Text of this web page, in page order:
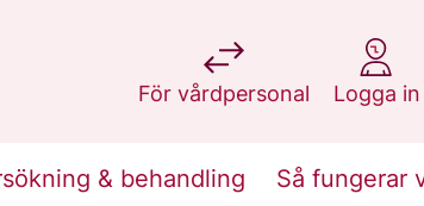
För vårdpersonal
på 1177.se
Logga in
på 1177.se
& behandling Så fungerar